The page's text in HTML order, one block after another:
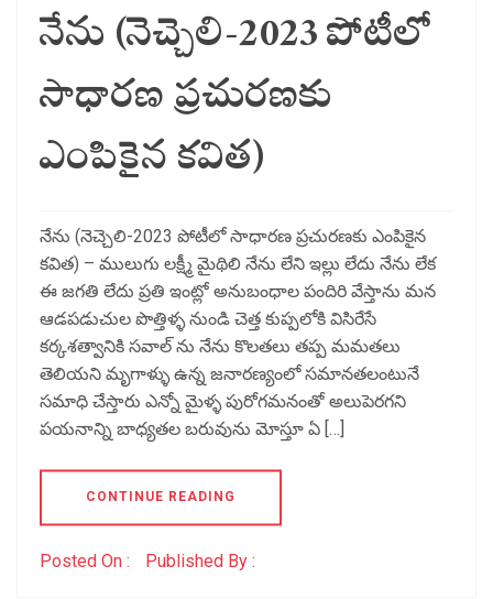
నేను (నెచ్చెలి-2023 పోటీలో
సాధారణ ప్రచురణకు
ఎంపికైన కవిత)
నేను (నెచ్చెలి-2023 పోటీలో సాధారణ ప్రచురణకు ఎంపికైన
కవిత) – ములుగు లక్ష్మీ మైథిలి నేను లేని ఇల్లు లేదు నేను లేక
ఈ జగతి లేదు ప్రతి ఇంట్లో అనుబంధాల పందిరి వేస్తాను మన
ఆడపడుచుల పొత్తిళ్ళ నుండి చెత్త కుప్పలోకి విసిరేసే
కర్కశత్వానికి సవాల్ ను నేను కొలతలు తప్ప మమతలు
తెలియని మృగాళ్ళు ఉన్న జనారణ్యంలో సమానతలంటునే
సమాధి చేస్తారు ఎన్నో మైళ్ళ పురోగమనంతో అలుపెరగని
పయనాన్ని బాధ్యతల బరువును మోస్తూ ఏ […]
CONTINUE READING
Posted On : Published By :